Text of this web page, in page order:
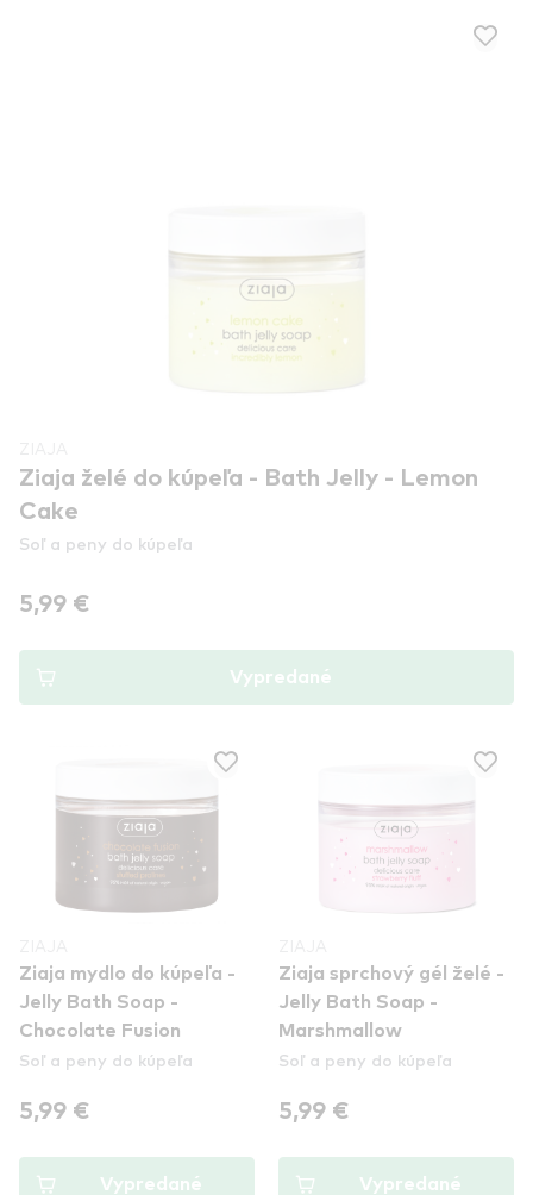
Ziaja želé do kúpeľa - Bath Jelly - Lemon
Cake
Soľ a peny do kúpeľa
5,99 €
Vypredané
Ziaja mydlo do kúpeľa -
Jelly Bath Soap -
Chocolate Fusion
Soľ a peny do kúpeľa
5,99 €
Vypredané
Ziaja sprchový gél želé -
Jelly Bath Soap -
Marshmallow
Soľ a peny do kúpeľa
5,99 €
Vypredané